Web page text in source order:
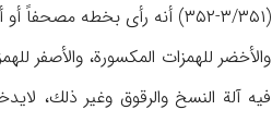
(۳/۳۵۱-۳۵۲) أنه رأی بخطه
والأخضر للهمزات المكسورة،
فیه آلة النسخ والرقوق وغیر ذلك،